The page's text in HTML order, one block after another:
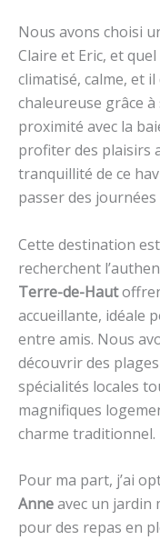
Nous avons choisi
Claire et Eric, et
climatisé, calme, et
chaleureuse grâce
proximité avec la
profiter des plaisirs
tranquillité de ce
passer des
Cette destination
recherchent
Terre-de-Haut
accueillante, idéale
entre amis. Nous
découvrir des
spécialités locales
magnifiques
charme traditionnel.
Pour ma part, j’ai
Anneavec un jardin
pour des repas en